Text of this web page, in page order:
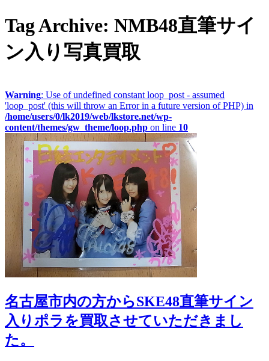
Tag Archive: NMB48直筆サイ
ン入り写真買取
Warning: Use of undefined constant loop_post - assumed
'loop_post' (this will throw an Error in a future version of PHP) in
/home/users/0/lk2019/web/lkstore.net/wp-
content/themes/gw_theme/loop.php on line 10
名古屋市内の方からSKE48直筆サイン
入りポラを買取させていただきまし
た。